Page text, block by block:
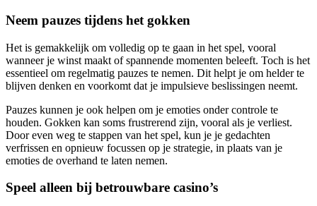
Neem pauzes tijdens het gokken
Het is gemakkelijk om volledig op te gaan in het spel, vooral
wanneer je winst maakt of spannende momenten beleeft. Toch is het
essentieel om regelmatig pauzes te nemen. Dit helpt je om helder te
blijven denken en voorkomt dat je impulsieve beslissingen neemt.
Pauzes kunnen je ook helpen om je emoties onder controle te
houden. Gokken kan soms frustrerend zijn, vooral als je verliest.
Door even weg te stappen van het spel, kun je je gedachten
verfrissen en opnieuw focussen op je strategie, in plaats van je
emoties de overhand te laten nemen.
Speel alleen bij betrouwbare casino’s